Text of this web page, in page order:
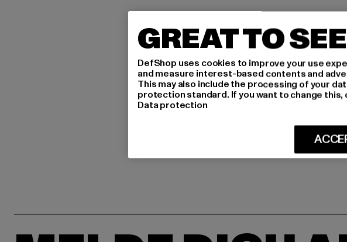
GREAT TO
DefShop uses cookies to improve your use
and measure interest-based contents and
This may also include the processing of your
protection standard. If you want to change
Data protection